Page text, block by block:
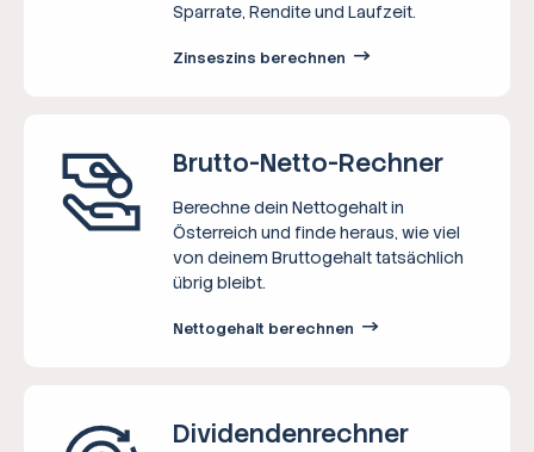
Sparrate, Rendite und Laufzeit.
Zinseszins berechnen
Brutto-Netto-­Rechner
Berechne dein Nettogehalt in
Österreich und finde heraus, wie viel
von deinem Bruttogehalt tatsächlich
übrig bleibt.
Nettogehalt berechnen
Dividenden­rechner